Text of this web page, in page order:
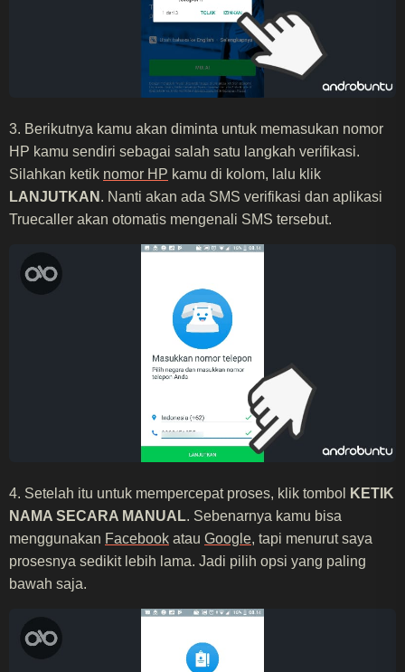
3. Berikutnya kamu akan diminta untuk memasukan nomor
HP kamu sendiri sebagai salah satu langkah verifikasi.
Silahkan ketik nomor HP kamu di kolom, lalu klik
LANJUTKAN . Nanti akan ada SMS verifikasi dan aplikasi
Truecaller akan otomatis mengenali SMS tersebut.
4. Setelah itu untuk mempercepat proses, klik tombol
KETIK
NAMA SECARA MANUAL. Sebenarnya kamu bisa
menggunakan Facebook atau Google, tapi menurut saya
prosesnya sedikit lebih lama. Jadi pilih opsi yang paling
bawah saja.